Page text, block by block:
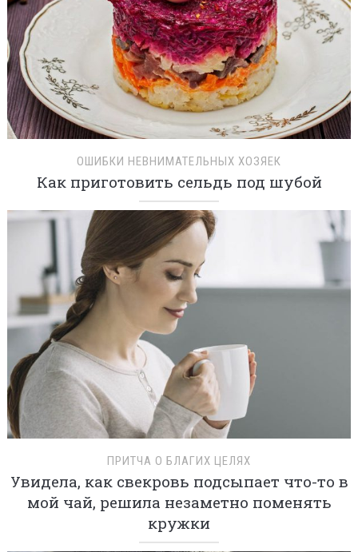
ОШИБКИ НЕВНИМАТЕЛЬНЫХ ХОЗЯЕК
Как приготовить сельдь под шубой
ПРИТЧА О БЛАГИХ ЦЕЛЯХ
Увидела, как свекровь подсыпает что-то в
мой чай, решила незаметно поменять
кружки